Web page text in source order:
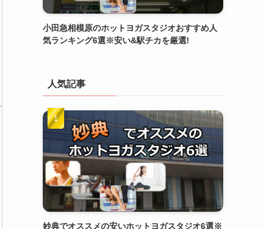
小田急相模原のホットヨガスタジオおすすめ人
気ランキング6選※安い&駅チカを厳選!
人気記事
妙典でオススメの安いホットヨガスタジオ6選※